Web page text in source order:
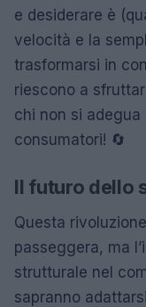
e desiderare è
velocità e la
trasformarsi in
riescono a
chi non si adegua
consumatori! 🔄
Il futuro dello
Questa
passeggera, ma
strutturale nel
sapranno